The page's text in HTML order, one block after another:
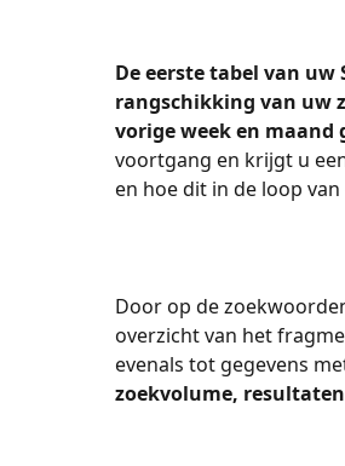
De eerste tabel van uw
rangschikking van uw
vorige week en maand
voortgang en krijgt u
en hoe dit in de loop
Door op de
overzicht van het
evenals tot gegevens
zoekvolume,